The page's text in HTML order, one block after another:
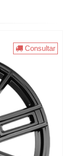
Consultar